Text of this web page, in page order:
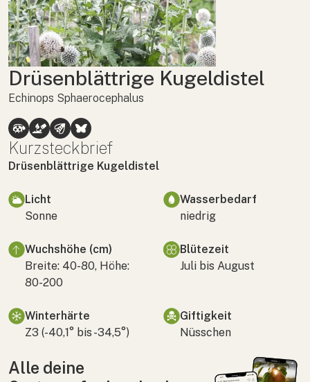
Drüsenblättrige Kugeldistel
Echinops Sphaerocephalus
Kurzsteckbrief
Drüsenblättrige Kugeldistel
Licht
Sonne
Wasserbedarf
niedrig
Wuchshöhe (cm)
Breite: 40-80, Höhe:
80-200
Blütezeit
Juli bis August
Winterhärte
Z3 (-40,1° bis -34,5°)
Giftigkeit
Nüsschen
Alle deine